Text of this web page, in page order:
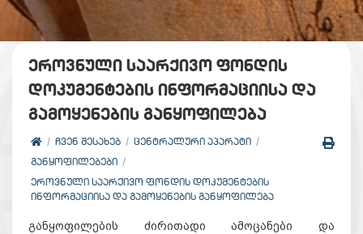
ეროვნული საარქივო ფონდის
დოკუმენტების ინფორმაციისა და
გამოყენების განყოფილება
ᲩᲕᲔᲜ ᲨᲔᲡᲐᲮᲔᲑ
ᲪᲔᲜᲢᲠᲐᲚᲣᲠᲘ ᲐᲞᲐᲠᲐᲢᲘ
ᲒᲐᲜᲧᲝᲤᲘᲚᲔᲑᲔᲑᲘ
ᲔᲠᲝᲕᲜᲣᲚᲘ ᲡᲐᲐᲠᲥᲘᲕᲝ ᲤᲝᲜᲓᲘᲡ ᲓᲝᲙᲣᲛᲔᲜᲢᲔᲑᲘᲡ
ᲘᲜᲤᲝᲠᲛᲐᲪᲘᲘᲡᲐ ᲓᲐ ᲒᲐᲛᲝᲧᲔᲜᲔᲑᲘᲡ ᲒᲐᲜᲧᲝᲤᲘᲚᲔᲑᲐ
განყოფილების ძირითადი ამოცანები და